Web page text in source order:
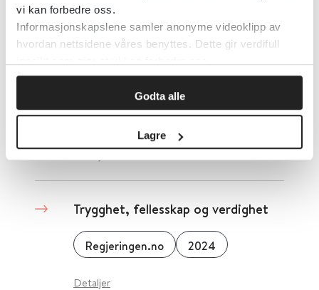
vi kan forbedre oss.
Informasjonskapslene samler anonyme videoklipp av
hvordan nettsidene våres benyttes. Dette gir verdifull
Godta alle
Lagre
Detaljer
Trygt og godt barnehagemiljø
Haugesund kommune 2024
Trygghet, fellesskap og verdighet
Regjeringen.no 2024
Detaljer